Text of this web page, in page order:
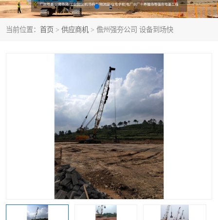
当前位置： 首页 > 供应商机 > 儋州强夯公司 设备到场快
强夯队伍